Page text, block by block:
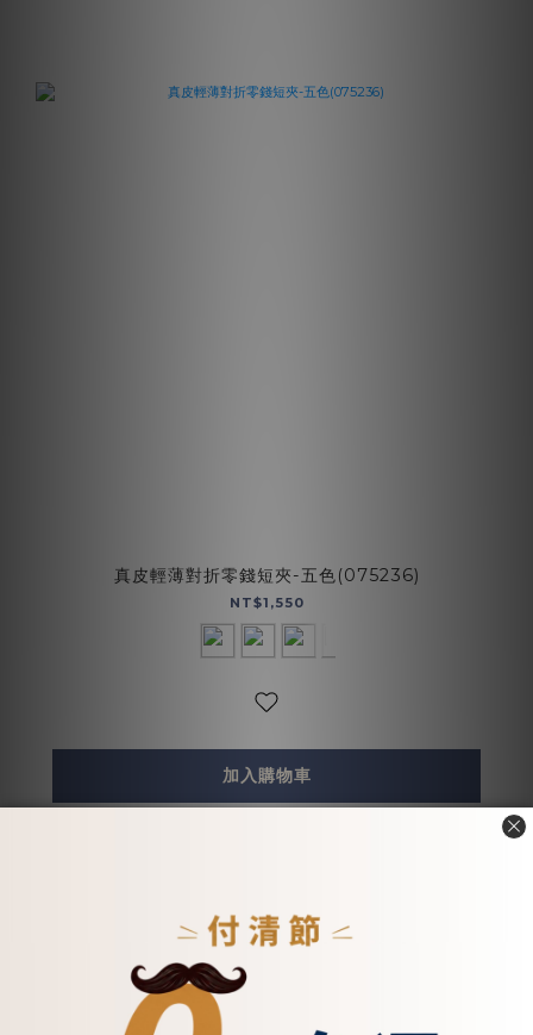
真皮輕薄對折零錢短夾-五色(075236)
NT$1,550
加入購物車